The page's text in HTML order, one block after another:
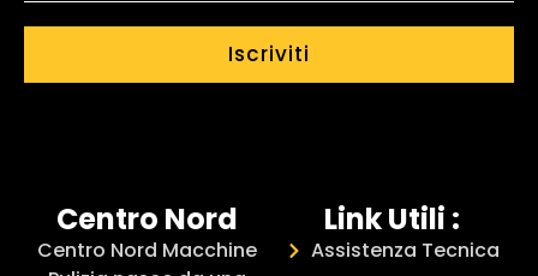
Iscriviti
Centro Nord
Centro Nord Macchine
Link Utili :
Assistenza Tecnica